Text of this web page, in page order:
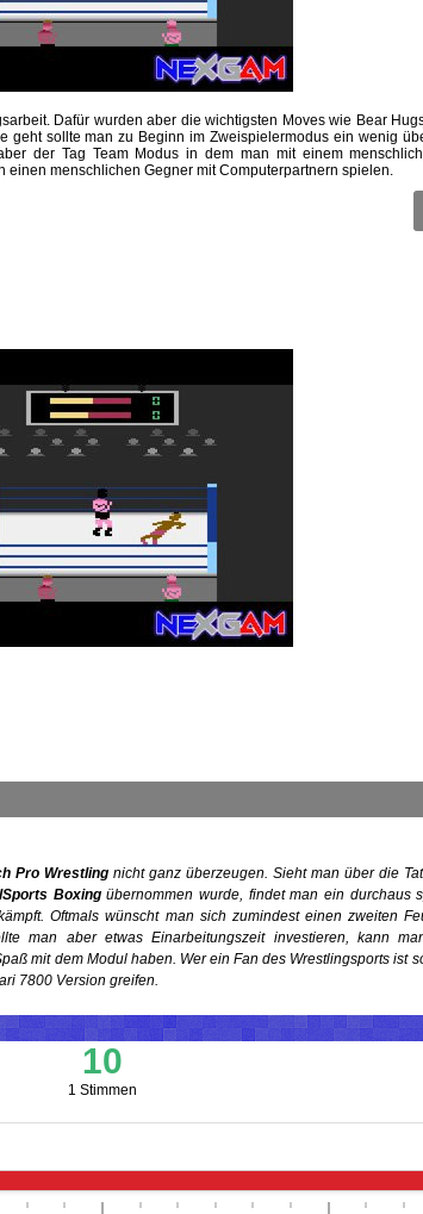
Dafür wurden aber die wichtigsten Moves wie Bear
geht sollte man zu Beginn im Zweispielermodus ein wenig
der Tag Team Modus in dem man mit einem
menschlichen Gegner mit Computerpartnern spielen.
Pro Wrestling nicht ganz überzeugen. Sieht man über die
Boxingübernommen wurde, findet man ein durchaus
Oftmals wünscht man sich zumindest einen zweiten
man aber etwas Einarbeitungszeit investieren, kann
mit dem Modul haben. Wer ein Fan des Wrestlingsports ist
7800 Version greifen.
10
1 Stimmen